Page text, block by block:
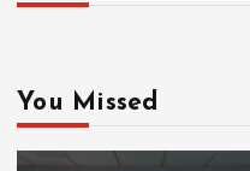
You Missed